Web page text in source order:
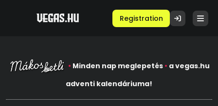
Registration
• Minden nap meglepetés • a vegas.hu
adventi kalendáriuma!